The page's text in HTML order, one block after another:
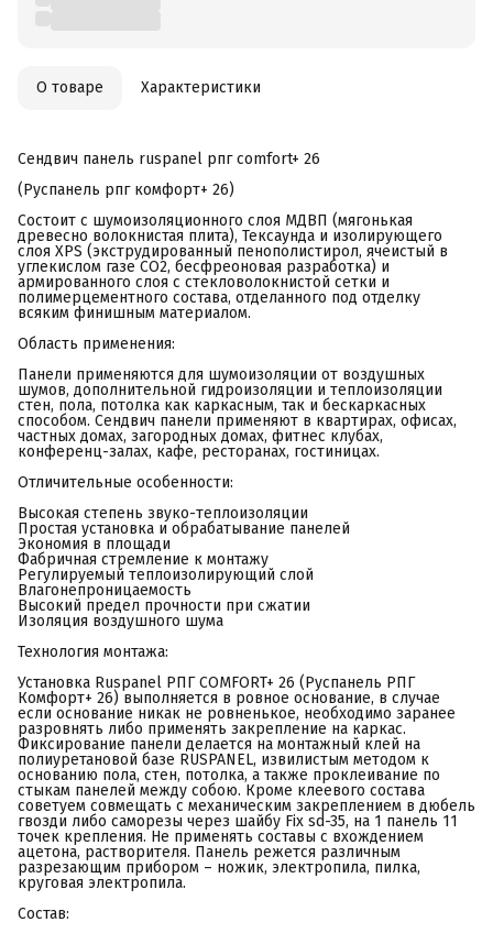
О товаре Характеристики
Сендвич панель ruspanel рпг comfort+ 26
(Руспанель рпг комфорт+ 26)
Состоит с шумоизоляционного слоя МДВП (мягонькая
древесно волокнистая плита), Тексаунда и изолирующего
слоя XPS (экструдированный пенополистирол, ячеистый в
углекислом газе СО2, бесфреоновая разработка) и
армированного слоя с стекловолокнистой сетки и
полимерцементного состава, отделанного под отделку
всяким финишным материалом.
Область применения:
Панели применяются для шумоизоляции от воздушных
шумов, дополнительной гидроизоляции и теплоизоляции
стен, пола, потолка как каркасным, так и бескаркасных
способом. Сендвич панели применяют в квартирах, офисах,
частных домах, загородных домах, фитнес клубах,
конференц-залах, кафе, ресторанах, гостиницах.
Отличительные особенности:
Высокая степень звуко-теплоизоляции
Простая установка и обрабатывание панелей
Экономия в площади
Фабричная стремление к монтажу
Регулируемый теплоизолирующий слой
Влагонепроницаемость
Высокий предел прочности при сжатии
Изоляция воздушного шума
Технология монтажа:
Установка Ruspanel РПГ COMFORT+ 26 (Руспанель РПГ
Комфорт+ 26) выполняется в ровное основание, в случае
если основание никак не ровненькое, необходимо заранее
разровнять либо применять закрепление на каркас.
Фиксирование панели делается на монтажный клей на
полиуретановой базе RUSPANEL, извилистым методом к
основанию пола, стен, потолка, а также проклеивание по
стыкам панелей между собою. Кроме клеевого состава
советуем совмещать с механическим закреплением в дюбель
гвозди либо саморезы через шайбу Fix sd-35, на 1 панель 11
точек крепления. Не применять составы с вхождением
ацетона, растворителя. Панель режется различным
разрезающим прибором – ножик, электропила, пилка,
круговая электропила.
Состав: